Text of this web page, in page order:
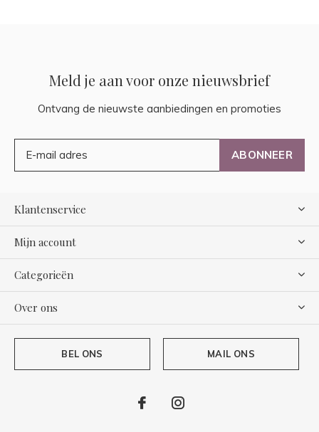
Meld je aan voor onze nieuwsbrief
Ontvang de nieuwste aanbiedingen en promoties
ABONNEER
Klantenservice
Mijn account
Categorieën
Over ons
BEL ONS MAIL ONS